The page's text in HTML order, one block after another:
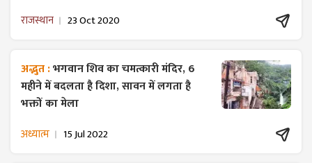
राजस्थान 23 Oct 2020
अद्भुत :भगवान शिव का चमत्कारी मंदिर, 6
महीने में बदलता है दिशा, सावन में लगता है
भक्तों का मेला
अध्यात्म 15 Jul 2022